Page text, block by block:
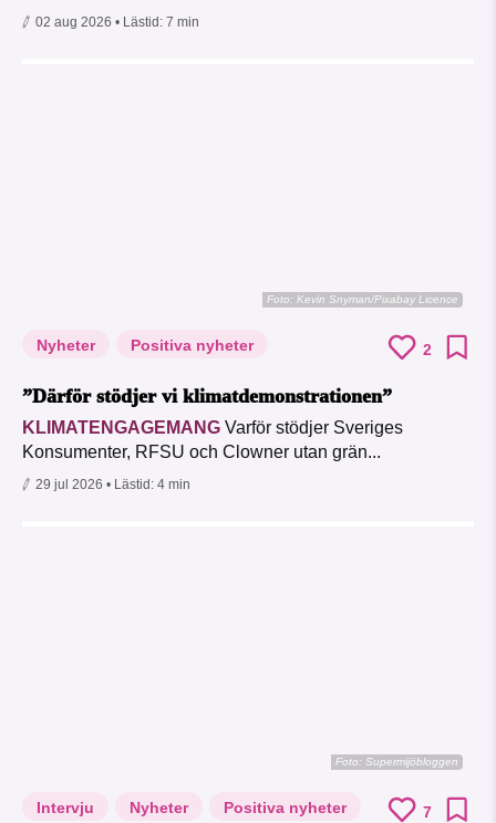
02 aug 2026 • Lästid: 7 min
Foto: Kevin Snyman/Pixabay Licence
Nyheter Positiva nyheter 2
”Därför stödjer vi klimatdemonstrationen”
KLIMATENGAGEMANG Varför stödjer Sveriges
Konsumenter, RFSU och Clowner utan grän...
29 jul 2026 • Lästid: 4 min
Foto: Supermijöbloggen
Intervju Nyheter Positiva nyheter 7